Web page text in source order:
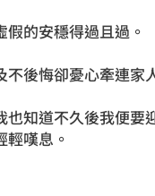
的安穩得過且過。
後悔卻憂心牽連家
知道不久後我便要
嘆息。